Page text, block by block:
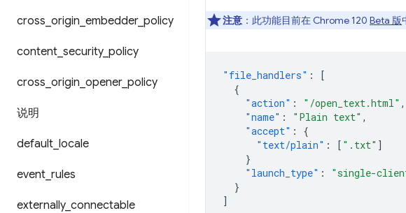
cross origin embedder_ policy
content security_ policy
cross origin opener_ policy
说明
default locale
event rules
externally_ connectable
注意 ：此功能目前在 Chrome 120 Beta 版
"file_handlers" :
[
{
"action" : "/open_text.html" ,
"name" : "Plain text" ,
"accept" :
{
"text/plain" : [ ".txt" ]
}
"launch_type" :
"single-
}
]